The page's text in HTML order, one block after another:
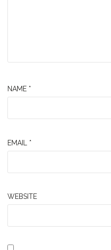
NAME *
EMAIL *
WEBSITE